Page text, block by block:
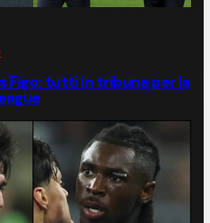
Figo: tutti in tribuna per la